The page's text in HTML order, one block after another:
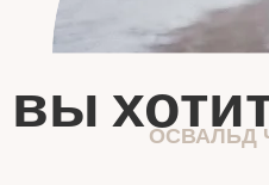
ОСВАЛЬД